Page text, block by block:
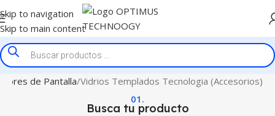
Skip to navigation
Skip to main content
de Pantalla Vidrios Templados Tecnologia (Accesorios)
01.
Busca tu producto